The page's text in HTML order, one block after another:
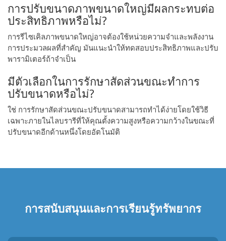
การปรับขนาดภาพขนาดใหญ่มีผลกระทบต่อ
ประสิทธิภาพหรือไม่?
การรีไซเคิลภาพขนาดใหญ่อาจต้องใช้หน่วยความจําและพลังงาน
การประมวลผลที่สําคัญ มันแนะนําให้ทดสอบประสิทธิภาพและปรับ
พารามิเตอร์ถ้าจําเป็น
มีตัวเลือกในการรักษาสัดส่วนขณะทำการ
ปรับขนาดหรือไม่?
ใช่ การรักษาสัดส่วนขณะปรับขนาดสามารถทำได้ง่ายโดยใช้วิธี
เฉพาะภายในไลบรารีที่ให้คุณตั้งความสูงหรือความกว้างในขณะที่
ปรับขนาดอีกด้านหนึ่งโดยอัตโนมัติ
การสนับสนุนและการเรียนรู้ทรัพยากร